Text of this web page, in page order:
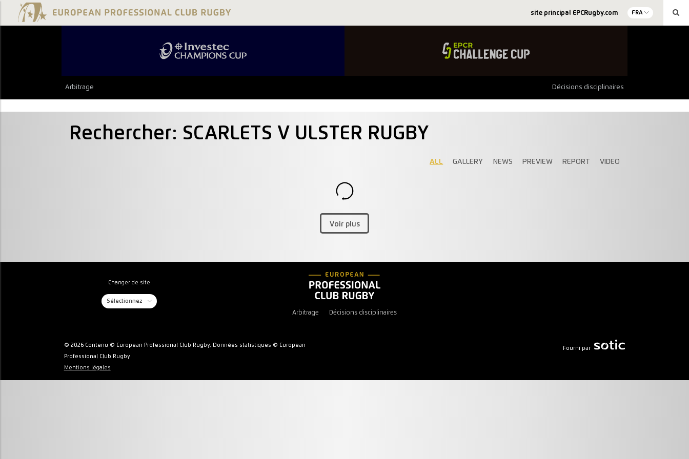
site principal EPCRugby.com FRA
Arbitrage Décisions disciplinaires
Rechercher: SCARLETS V ULSTER RUGBY
ALL GALLERY NEWS PREVIEW REPORT VIDEO
Voir plus
Changer de site
Sélectionnez
Arbitrage Décisions disciplinaires
© 2026 Contenu © European Professional Club Rugby, Données statistiques © European
Professional Club Rugby
Mentions légales
Fourni par